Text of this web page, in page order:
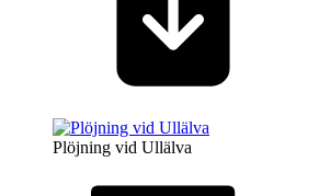
Plöjning vid Ullälva